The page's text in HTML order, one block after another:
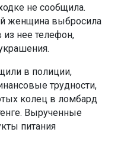
не сообщила.
женщина выбросила
из нее телефон,
в полиции,
трудности,
колец в ломбард
Вырученные
питания